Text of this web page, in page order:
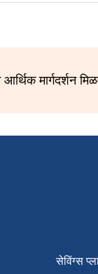
मार्गदर्शन
सेविंग्स